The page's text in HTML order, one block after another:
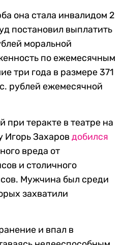
она стала инвалидом 2
постановил выплатить
моральной
по ежемесячным
три года в размере 371
рублей ежемесячной
теракте в театре на
Игорь Захаров добился
вреда от
и столичного
Мужчина был среди
захватили
и впал в